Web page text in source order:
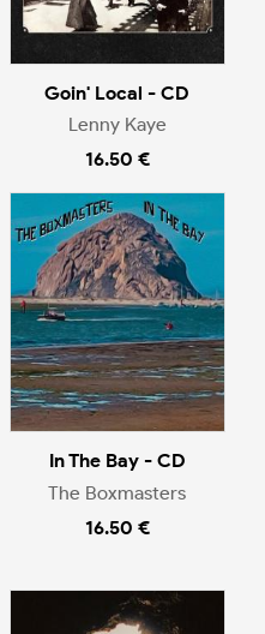
Goin' Local - CD
Lenny Kaye
16.50 €
In The Bay - CD
The Boxmasters
16.50 €